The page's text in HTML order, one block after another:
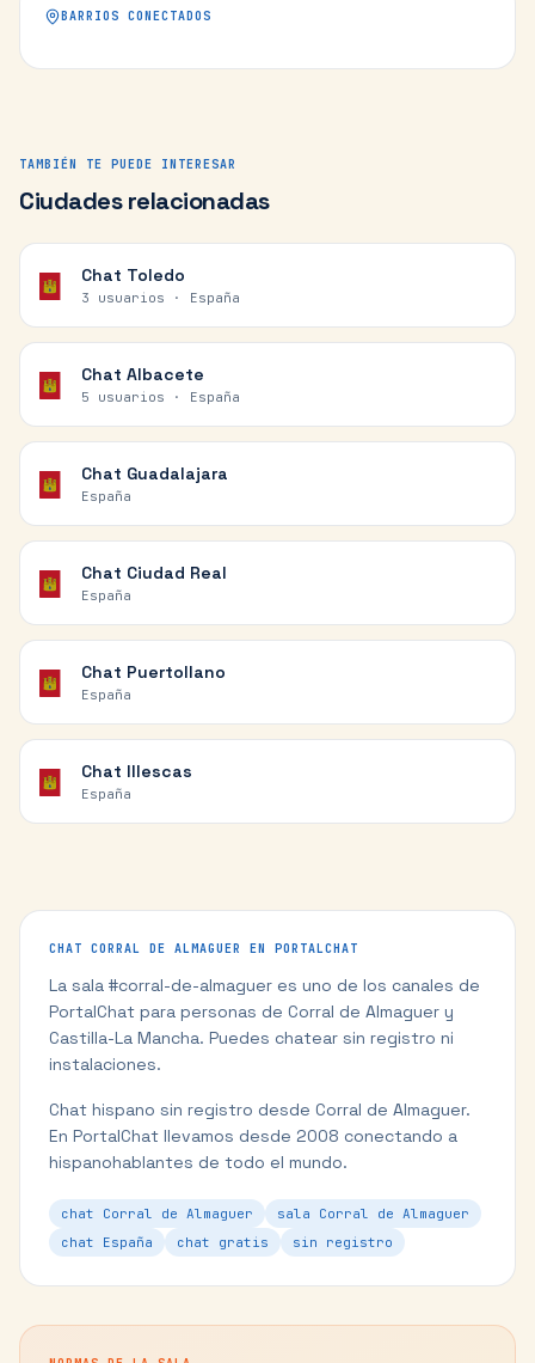
BARRIOS CONECTADOS
TAMBIÉN TE PUEDE INTERESAR
Ciudades relacionadas
Chat Toledo
3 usuarios · España
Chat Albacete
5 usuarios · España
Chat Guadalajara
España
Chat Ciudad Real
España
Chat Puertollano
España
Chat Illescas
España
CHAT CORRAL DE ALMAGUER EN PORTALCHAT
La sala #corral-de-almaguer es uno de los canales de
PortalChat para personas de Corral de Almaguer y
Castilla-La Mancha. Puedes chatear sin registro ni
instalaciones.
Chat hispano sin registro desde Corral de Almaguer.
En PortalChat llevamos desde 2008 conectando a
hispanohablantes de todo el mundo.
chat Corral de Almaguer
sala Corral de Almaguer
chat España
chat gratis sin registro